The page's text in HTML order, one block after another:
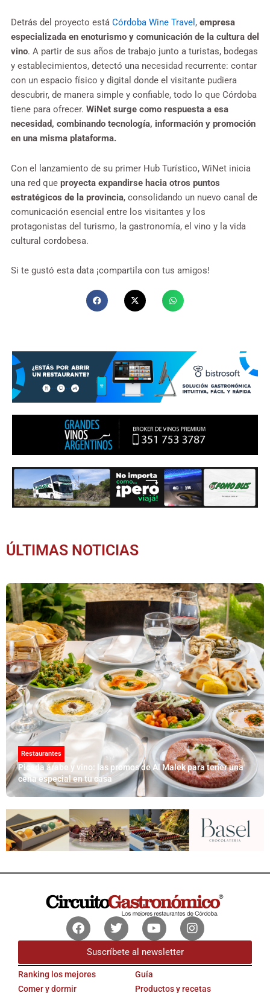
Detrás del proyecto está Córdoba Wine Travel , empresa
especializada en enoturismo y comunicación de la cultura del
vino. A partir de sus años de trabajo junto a turistas, bodegas
y establecimientos, detectó una necesidad recurrente: contar
con un espacio físico y digital donde el visitante pudiera
descubrir, de manera simple y confiable, todo lo que Córdoba
tiene para ofrecer. WiNet surge como respuesta a esa
necesidad, combinando tecnología, información y promoción
en una misma plataforma.
Con el lanzamiento de su primer Hub Turístico, WiNet inicia
una red que proyecta expandirse hacia otros puntos
estratégicos de la provincia, consolidando un nuevo canal de
comunicación esencial entre los visitantes y los
protagonistas del turismo, la gastronomía, el vino y la vida
cultural cordobesa.
Si te gustó esta data ¡compartila con tus amigos!
ÚLTIMAS NOTICIAS
Restaurantes
Picada árabe y vino: las promos de Al Malek para tener una
cena especial en tu casa
FacebookTwitterYoutubeInstagram
Suscríbete al newsletter
Ranking los mejores
Comer y dormir
Guía
Productos y recetas